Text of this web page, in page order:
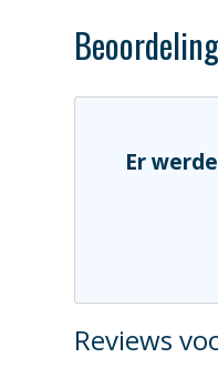
Er
Reviews